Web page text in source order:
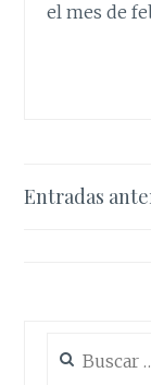
el mes de
Entradas